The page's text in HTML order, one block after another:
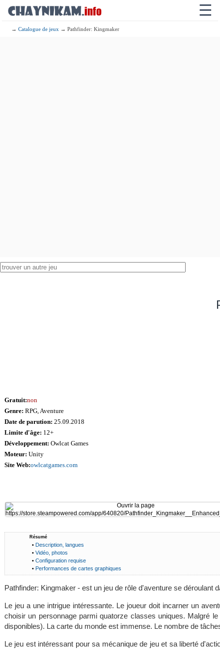
☰
→Catalogue de jeux → Pathfinder: Kingmaker
Gratuit:non
Genre: RPG, Aventure
Date de parution: 25.09.2018
Limite d'âge: 12+
Développement: Owlcat Games
Moteur: Unity
Site Web:owlcatgames.com
Résumé
• Description, langues
• Vidéo, photos
• Configuration requise
• Performances de cartes graphiques
Pathfinder: Kingmaker - est un jeu de rôle d'aventure se déroulant
Le jeu a une intrigue intéressante. Le joueur doit incarner un
choisir un personnage parmi quatorze classes uniques. Malgré
disponibles). La carte du monde est immense. Le nombre de
Le jeu est intéressant pour sa mécanique de jeu et sa liberté